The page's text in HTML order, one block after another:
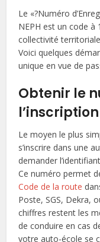
Le «?Numéro
NEPH est un code à
collectivité
Voici quelques
unique en vue de
Obtenir le
Le moyen le plus
s’inscrire dans une
demander
Ce numéro permet
Code de la route
Poste, SGS, Dekra,
chiffres restent les
de conduire en cas
votre auto-école se